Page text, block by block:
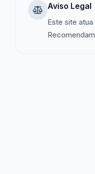
Aviso Legal
Este site